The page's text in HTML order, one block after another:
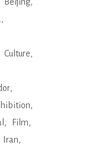
Culture
Film
Iran